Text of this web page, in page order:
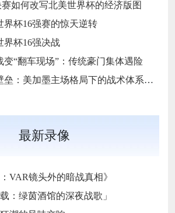
如何改写北美世界杯的经济版图
界杯16强赛的惊天逆转
界杯16强决战
变“翻车现场”：传统豪门集体遇险
大洋洲首破直通壁垒：美加墨主场格局下的战术体系重构
最新录像
VAR镜头外的暗战真相》
：绿茵酒馆的深夜战歌」